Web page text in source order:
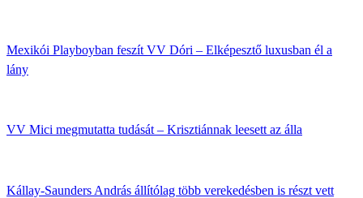
Mexikói Playboyban feszít VV Dóri – Elképesztő luxusban él a
lány
VV Mici megmutatta tudását – Krisztiánnak leesett az álla
Kállay-Saunders András állítólag több verekedésben is részt vett